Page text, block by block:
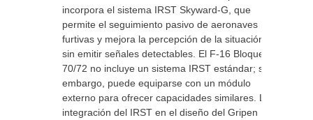
incorpora el sistema IRST Skyward-G, que
permite el seguimiento pasivo de aeronaves
furtivas y mejora la percepción de la situación
sin emitir señales detectables. El F-16 Bloque
70/72 no incluye un sistema IRST estándar; sin
embargo, puede equiparse con un módulo
externo para ofrecer capacidades similares. La
integración del IRST en el diseño del Gripen